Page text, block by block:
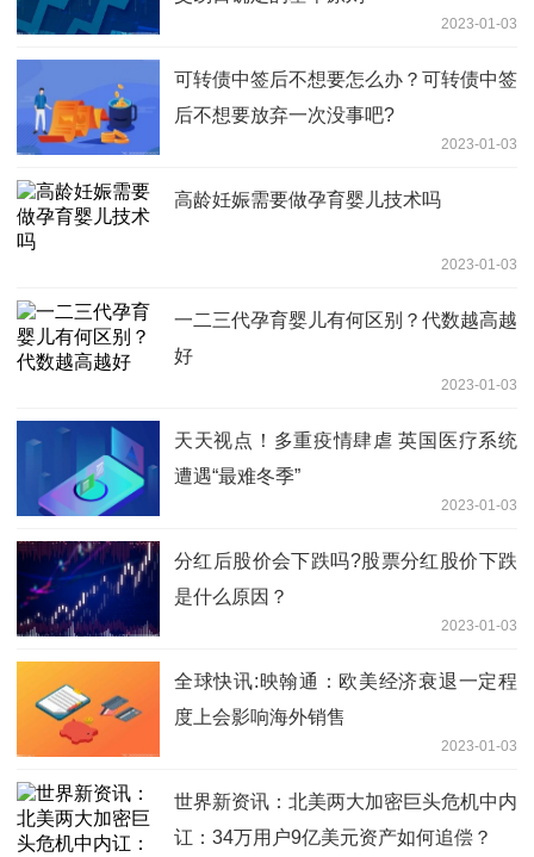
2023-01-03
可转债中签后不想要怎么办？可转债中签
后不想要放弃一次没事吧?
2023-01-03
高龄妊娠需要做孕育婴儿技术吗
2023-01-03
一二三代孕育婴儿有何区别？代数越高越
好
2023-01-03
天天视点！多重疫情肆虐 英国医疗系统
遭遇“最难冬季”
2023-01-03
分红后股价会下跌吗?股票分红股价下跌
是什么原因？
2023-01-03
全球快讯:映翰通：欧美经济衰退一定程
度上会影响海外销售
2023-01-03
世界新资讯：北美两大加密巨头危机中内
讧：34万用户9亿美元资产如何追偿？